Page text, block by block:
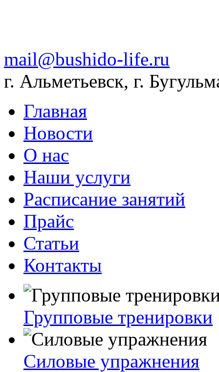
mail@bushido-life.ru
г. Альметьевск, г.
Главная
Новости
О нас
Наши услуги
Расписание занятий
Прайс
Статьи
Контакты
Групповые тренировки
Силовые упражнения